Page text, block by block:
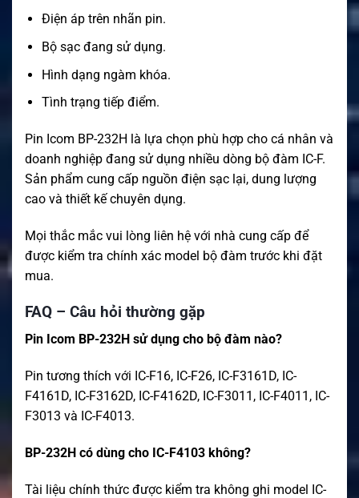
Điện áp trên nhãn pin.
Bộ sạc đang sử dụng.
Hình dạng ngàm khóa.
Tình trạng tiếp điểm.
Pin Icom BP-232H là lựa chọn phù hợp cho cá nhân và
doanh nghiệp đang sử dụng nhiều dòng bộ đàm IC-F.
Sản phẩm cung cấp nguồn điện sạc lại, dung lượng
cao và thiết kế chuyên dụng.
Mọi thắc mắc vui lòng liên hệ với nhà cung cấp để
được kiểm tra chính xác model bộ đàm trước khi đặt
mua.
FAQ – Câu hỏi thường gặp
Pin Icom BP-232H sử dụng cho bộ đàm nào?
Pin tương thích với IC-F16, IC-F26, IC-F3161D, IC-
F4161D, IC-F3162D, IC-F4162D, IC-F3011, IC-F4011, IC-
F3013 và IC-F4013.
BP-232H có dùng cho IC-F4103 không?
Tài liệu chính thức được kiểm tra không ghi model IC-